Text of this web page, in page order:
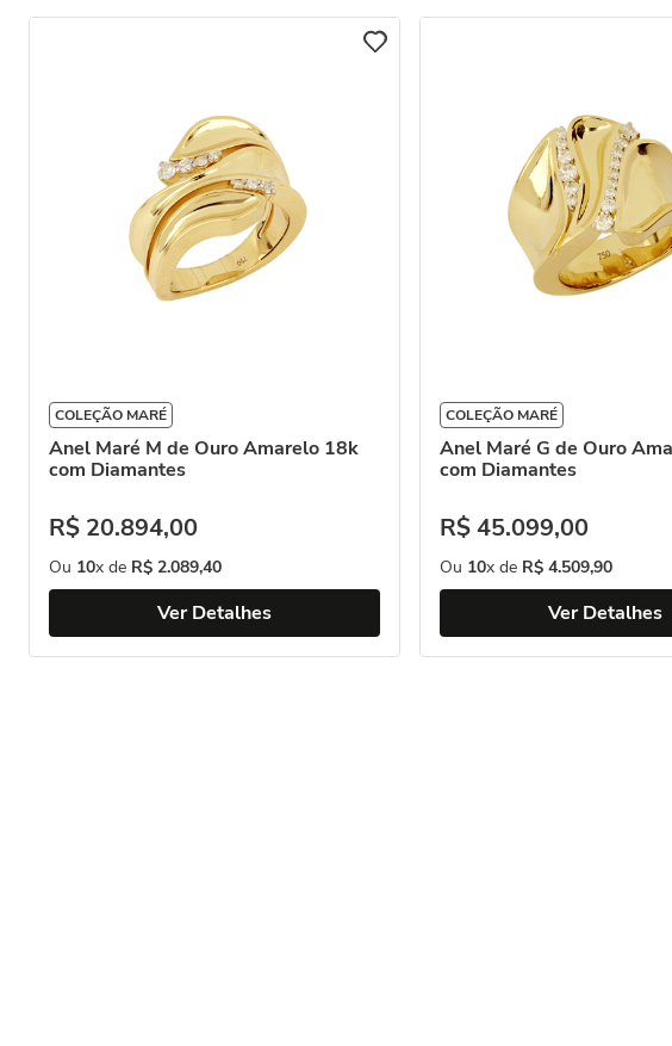
COLEÇÃO MARÉ
Anel Maré M de Ouro Amarelo 18k
com Diamantes
R$ 20.894,00
Ou 10x de R$ 2.089,40
Ver Detalhes
COLEÇÃO MARÉ
Anel Maré G de Ouro
com Diamantes
R$45.099,00
Ou 10x de R$ 4.509,90
Ver Detalhes